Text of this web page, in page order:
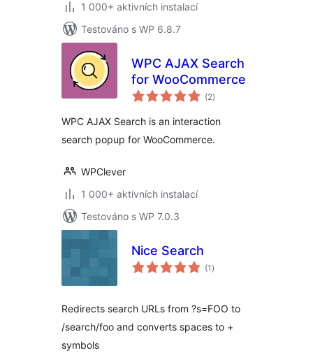
1 000+ aktivních instalací
Testováno s WP 6.8.7
WPC AJAX Search
for WooCommerce
(2celkové
hodnocení
)
WPC AJAX Search is an interaction
search popup for WooCommerce.
WPClever
1 000+ aktivních instalací
Testováno s WP 7.0.3
Nice Search
(1 celkové
hodnocení
)
Redirects search URLs from ?s=FOO to
/search/foo and converts spaces to +
symbols